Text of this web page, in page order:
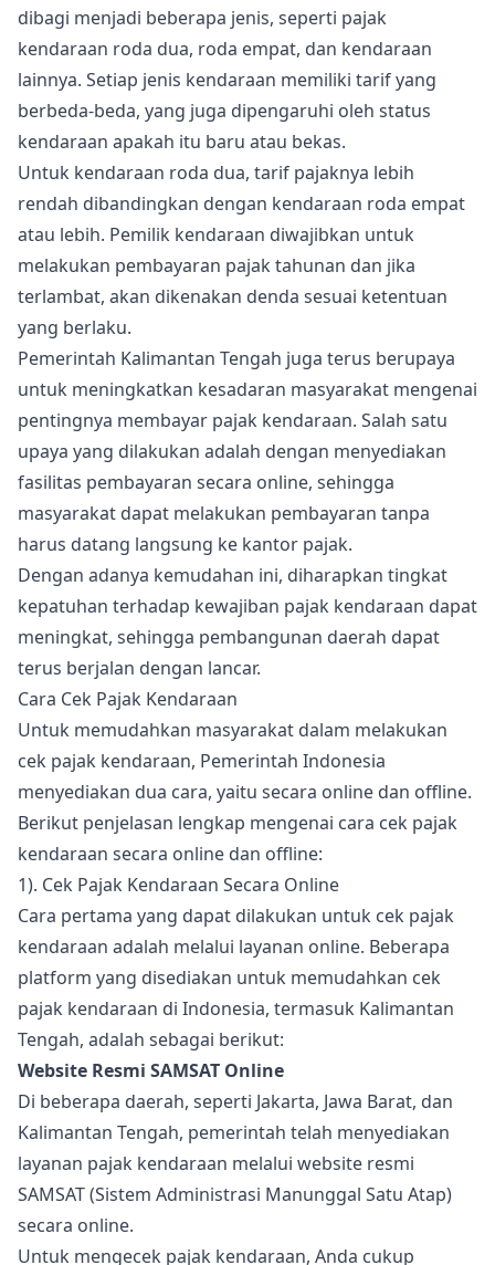
dibagi menjadi beberapa jenis, seperti pajak
kendaraan roda dua, roda empat, dan kendaraan
lainnya. Setiap jenis kendaraan memiliki tarif yang
berbeda-beda, yang juga dipengaruhi oleh status
kendaraan apakah itu baru atau bekas.
Untuk kendaraan roda dua, tarif pajaknya lebih
rendah dibandingkan dengan kendaraan roda empat
atau lebih. Pemilik kendaraan diwajibkan untuk
melakukan pembayaran pajak tahunan dan jika
terlambat, akan dikenakan denda sesuai ketentuan
yang berlaku.
Pemerintah Kalimantan Tengah juga terus berupaya
untuk meningkatkan kesadaran masyarakat mengenai
pentingnya membayar pajak kendaraan. Salah satu
upaya yang dilakukan adalah dengan menyediakan
fasilitas pembayaran secara online, sehingga
masyarakat dapat melakukan pembayaran tanpa
harus datang langsung ke kantor pajak.
Dengan adanya kemudahan ini, diharapkan tingkat
kepatuhan terhadap kewajiban pajak kendaraan dapat
meningkat, sehingga pembangunan daerah dapat
terus berjalan dengan lancar.
Cara Cek Pajak Kendaraan
Untuk memudahkan masyarakat dalam melakukan
cek pajak kendaraan, Pemerintah Indonesia
menyediakan dua cara, yaitu secara online dan offline.
Berikut penjelasan lengkap mengenai cara cek pajak
kendaraan secara online dan offline:
1). Cek Pajak Kendaraan Secara Online
Cara pertama yang dapat dilakukan untuk cek pajak
kendaraan adalah melalui layanan online. Beberapa
platform yang disediakan untuk memudahkan cek
pajak kendaraan di Indonesia, termasuk Kalimantan
Tengah, adalah sebagai berikut:
Website Resmi SAMSAT Online
Di beberapa daerah, seperti Jakarta, Jawa Barat, dan
Kalimantan Tengah, pemerintah telah menyediakan
layanan pajak kendaraan melalui website resmi
SAMSAT (Sistem Administrasi Manunggal Satu Atap)
secara online.
Untuk mengecek pajak kendaraan, Anda cukup